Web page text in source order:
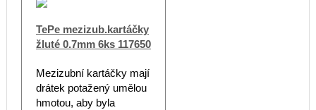
TePe mezizub.kartáčky
žluté 0.7mm 6ks 117650
Mezizubní kartáčky mají
drátek potažený umělou
hmotou, aby byla